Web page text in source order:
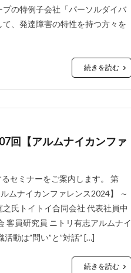
の特例子会社「パーソルダイバ
、発達障害の特性を持つ方々を
続きを読む
回【アルムナイカンファ
セミナーをご案内します。 第
ムナイカンファレンス2024】 ～
氏トイトイ合同会社 代表社員中
客員研究員 ニトリ有志アルムナイ
動は”問い”と”対話” […]
続きを読む